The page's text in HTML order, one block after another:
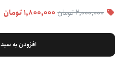
۲,۰۰۰,۰۰۰ تومان ۱,۸۰۰,۰۰۰ تومان
افزودن به سبد